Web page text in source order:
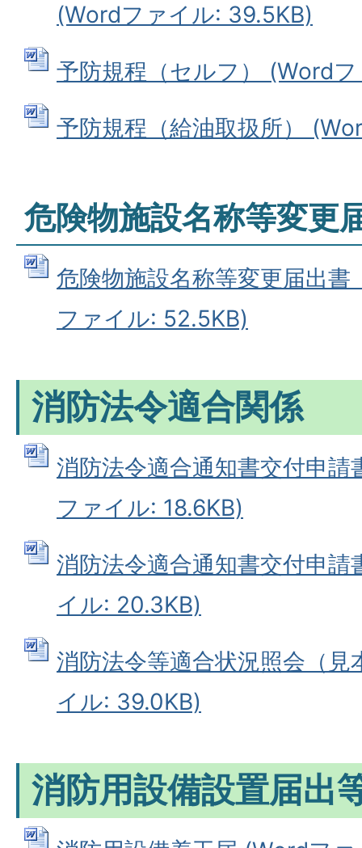
(Wordファイル: 39.5KB)
予防規程（セルフ） (Word
予防規程（給油取扱所）
危険物施設名称等変更
危険物施設名称等変更届出
ファイル: 52.5KB)
消防法令適合関係
消防法令適合通知書交付申
ファイル: 18.6KB)
消防法令適合通知書交付申
イル: 20.3KB)
消防法令等適合状況照会（
イル: 39.0KB)
消防用設備設置届出